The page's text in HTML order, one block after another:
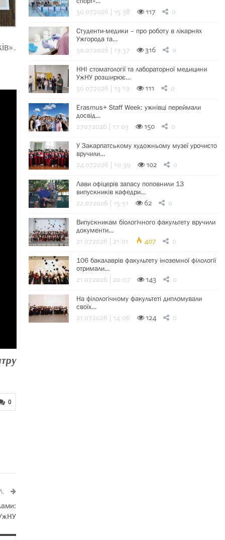
0
30.07.2026 | 15:38 117 0
Студенти-медики – про роботу в лікарнях
Ужгорода та…
30.07.2026 | 13:37 316 0
ННІ стоматології та лабораторної медицини
УжНУ розширює…
30.07.2026 | 13:19 111 0
Erasmus+ Staff Week: ужнівці переймали
досвід…
27.07.2026 | 17:03 150 0
У Закарпатському художньому музеї урочисто
вручили…
24.07.2026 | 10:39 102 0
Лави офіцерів запасу поповнили 13
випускників кафедри…
22.07.2026 | 15:51 62 0
Випускникам біологічного факультету вручили
документи…
21.07.2026 | 21:01 407 0
106 бакалаврів факультету іноземної філології
отримали…
21.07.2026 | 20:07 143 0
На філологічному факультеті дипломували
своїх…
21.07.2026 | 14:06 124 0